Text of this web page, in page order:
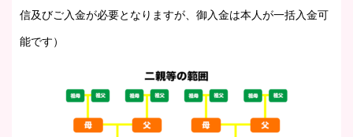
信及びご入金が必要となりますが、御入金は本人が一括入金可
能です）